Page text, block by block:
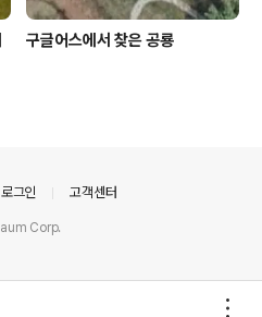
구글어스에서 찾은 공룡
로그인 고객센터
Corp.